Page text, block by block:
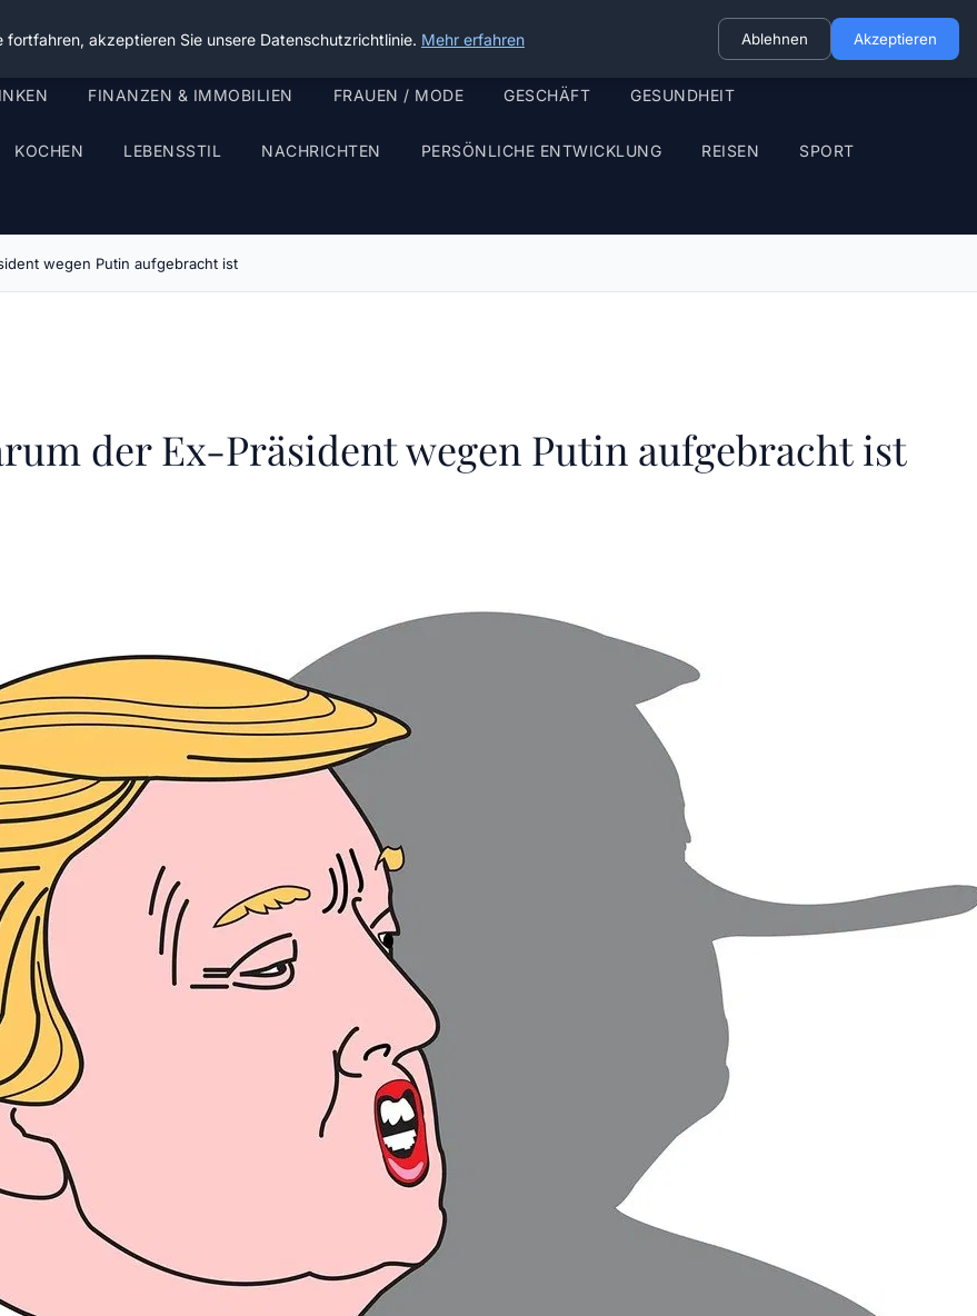
FINANZEN & IMMOBILIEN FRAUEN / MODE GESCHÄFT GESUNDHEIT
KOCHEN LEBENSSTIL NACHRICHTEN PERSÖNLICHE ENTWICKLUNG REISEN SPORT
wegen Putin aufgebracht ist
der Ex-Präsident wegen Putin aufgebracht ist
akzeptieren Sie unsere Datenschutzrichtlinie. Mehr erfahren Ablehnen Akzeptieren